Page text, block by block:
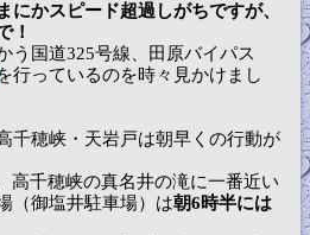
にかスピード超過しがちですが、
！
う国道325号線、田原バイパス
行っているのを時々見かけまし
千穂峡・天岩戸は朝早くの行動が
、高千穂峡の真名井の滝に一番近い
（御塩井駐車場）は朝6時半には